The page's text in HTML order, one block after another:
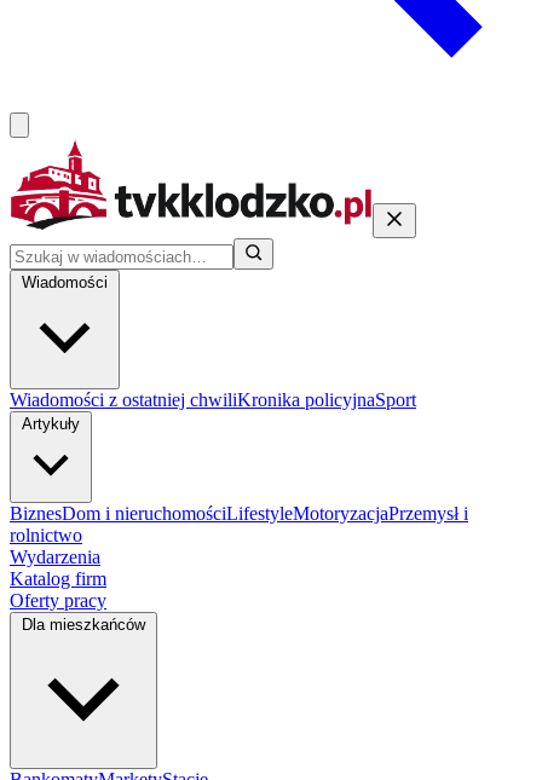
Wiadomości
Wiadomości z ostatniej chwiliKronika policyjnaSport
Artykuły
BiznesDom i nieruchomościLifestyleMotoryzacjaPrzemysł i
rolnictwo
Wydarzenia
Katalog firm
Oferty pracy
Dla mieszkańców